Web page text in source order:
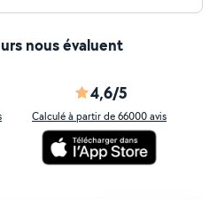
nous évaluent
4,6/5
Calculé à partir de 66000 avis